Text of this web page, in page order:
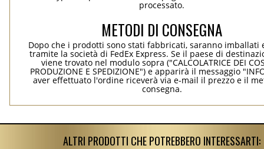
processato.
METODI DI CONSEGNA
Dopo che i prodotti sono stati fabbricati, saranno imballati
tramite la società di FedEx Express. Se il paese di
viene trovato nel modulo sopra ("CALCOLATRICE DEI
PRODUZIONE E SPEDIZIONE") e apparirà il messaggio
aver effettuato l'ordine riceverà via e-mail il prezzo e il
consegna.
ALTRI PRODOTTI CHE POTREBBERO INTERESSARTI: